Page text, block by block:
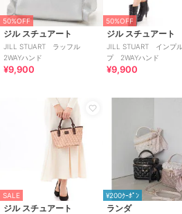
50%OFF
ジル スチュアート
JILL STUART ラッフル
2WAYハンド
¥9,900
50%OFF
ジル スチュアート
JILL STUART インプ
プ 2WAYハンド
¥9,900
SALE
ジル スチュアート
¥200ｸｰﾎﾟﾝ
ランダ